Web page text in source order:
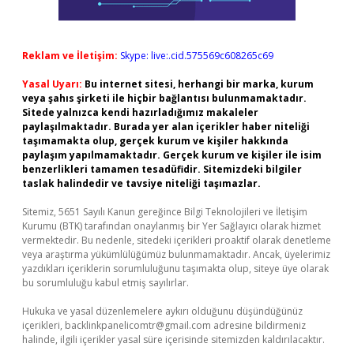
Reklam ve İletişim: Skype: live:.cid.575569c608265c69
Yasal Uyarı: Bu internet sitesi, herhangi bir marka, kurum
veya şahıs şirketi ile hiçbir bağlantısı bulunmamaktadır.
Sitede yalnızca kendi hazırladığımız makaleler
paylaşılmaktadır. Burada yer alan içerikler haber niteliği
taşımamakta olup, gerçek kurum ve kişiler hakkında
paylaşım yapılmamaktadır. Gerçek kurum ve kişiler ile isim
benzerlikleri tamamen tesadüfidir. Sitemizdeki bilgiler
taslak halindedir ve tavsiye niteliği taşımazlar.
Sitemiz, 5651 Sayılı Kanun gereğince Bilgi Teknolojileri ve İletişim
Kurumu (BTK) tarafından onaylanmış bir Yer Sağlayıcı olarak hizmet
vermektedir. Bu nedenle, sitedeki içerikleri proaktif olarak denetleme
veya araştırma yükümlülüğümüz bulunmamaktadır. Ancak, üyelerimiz
yazdıkları içeriklerin sorumluluğunu taşımakta olup, siteye üye olarak
bu sorumluluğu kabul etmiş sayılırlar.
Hukuka ve yasal düzenlemelere aykırı olduğunu düşündüğünüz
içerikleri, backlinkpanelicomtr@gmail.com adresine bildirmeniz
halinde, ilgili içerikler yasal süre içerisinde sitemizden kaldırılacaktır.